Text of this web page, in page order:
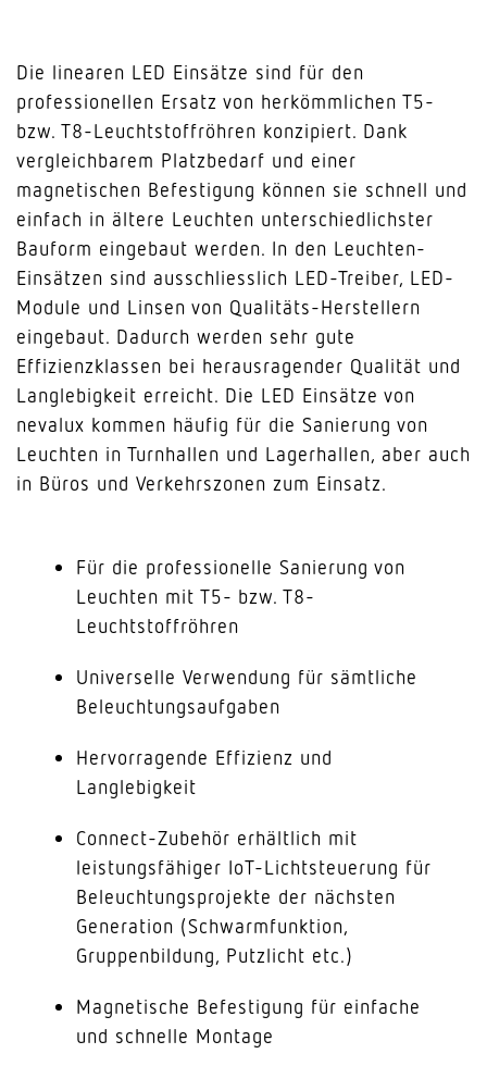
Die linearen LED Einsätze sind für den
professionellen Ersatz von herkömmlichen T5-
bzw. T8-Leuchtstoffröhren konzipiert. Dank
vergleichbarem Platzbedarf und einer
magnetischen Befestigung können sie schnell und
einfach in ältere Leuchten unterschiedlichster
Bauform eingebaut werden. In den Leuchten-
Einsätzen sind ausschliesslich LED-Treiber, LED-
Module und Linsen von Qualitäts-Herstellern
eingebaut. Dadurch werden sehr gute
Effizienzklassen bei herausragender Qualität und
Langlebigkeit erreicht. Die LED Einsätze von
nevalux kommen häufig für die Sanierung von
Leuchten in Turnhallen und Lagerhallen, aber auch
in Büros und Verkehrszonen zum Einsatz.
Für die professionelle Sanierung von
Leuchten mit T5- bzw. T8-
Leuchtstoffröhren
Universelle Verwendung für sämtliche
Beleuchtungsaufgaben
Hervorragende Effizienz und
Langlebigkeit
Connect-Zubehör erhältlich mit
leistungsfähiger IoT-Lichtsteuerung für
Beleuchtungsprojekte der nächsten
Generation (Schwarmfunktion,
Gruppenbildung, Putzlicht etc.)
Magnetische Befestigung für einfache
und schnelle Montage